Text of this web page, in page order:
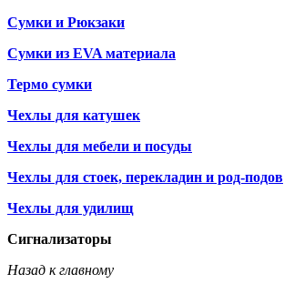
Сумки и Рюкзаки
Сумки из EVA материала
Термо сумки
Чехлы для катушек
Чехлы для мебели и посуды
Чехлы для стоек, перекладин и род-подов
Чехлы для удилищ
Сигнализаторы
Назад к главному